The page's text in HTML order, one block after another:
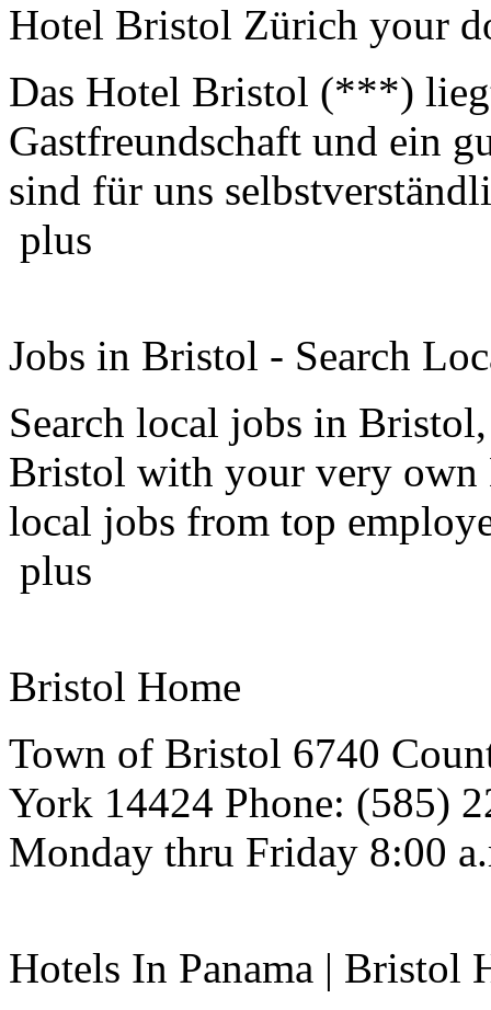
Hotel Bristol Zürich your
Das Hotel Bristol (***)
Gastfreundschaft und ein
sind für uns
plus
Jobs in Bristol - Search
Search local jobs in
Bristol with your very own
local jobs from top
plus
Bristol Home
Town of Bristol 6740
York 14424 Phone: (585)
Monday thru Friday 8:00
Hotels In Panama | Bristol